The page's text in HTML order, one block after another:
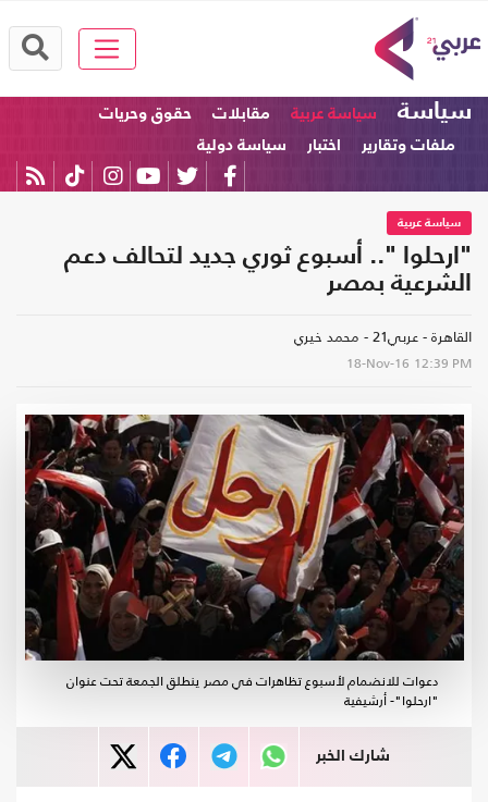
سياسة سياسة عربية مقابلات
حقوق وحريات
ملفات وتقارير
اختبار سياسة دولية
سياسة عربية
"ارحلوا ".. أسبوع ثوري جديد لتحالف دعم
الشرعية بمصر
القاهرة - عربي21 - محمد خيري
18-Nov-16 12:39 PM
دعوات للانضمام لأسبوع تظاهرات في مصر ينطلق الجمعة تحت عنوان
"ارحلوا"- أرشيفية
شارك الخبر